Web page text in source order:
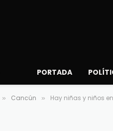
PORTADA
» Cancún » Hay niñas y niños